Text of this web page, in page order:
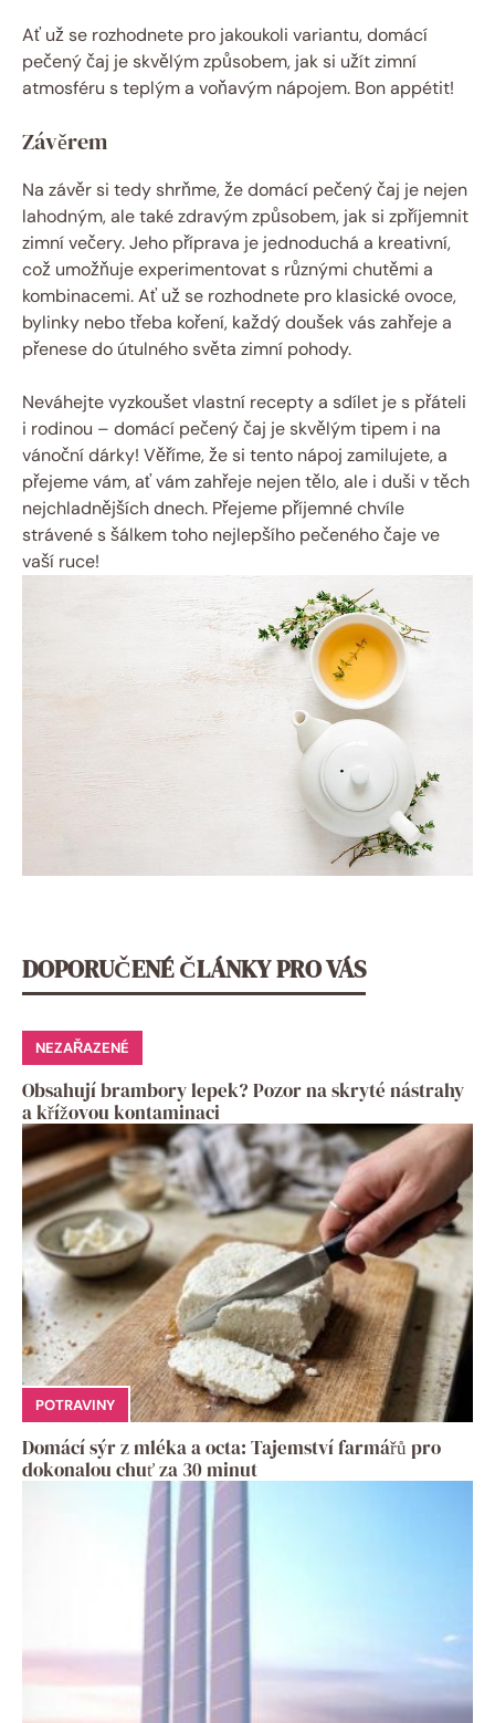
Ať už se rozhodnete pro jakoukoli variantu, domácí
pečený čaj je skvělým způsobem, jak si užít zimní
atmosféru s teplým a voňavým nápojem. Bon appétit!
Závěrem
Na závěr si tedy shrňme, že domácí pečený čaj je nejen
lahodným, ale také zdravým způsobem, jak si zpříjemnit
zimní večery. Jeho příprava je jednoduchá a kreativní,
což umožňuje experimentovat s různými chutěmi a
kombinacemi. Ať už se rozhodnete pro klasické ovoce,
bylinky nebo třeba koření, každý doušek vás zahřeje a
přenese do útulného světa zimní pohody.
Neváhejte vyzkoušet vlastní recepty a sdílet je s přáteli
i rodinou – domácí pečený čaj je skvělým tipem i na
vánoční dárky! Věříme, že si tento nápoj zamilujete, a
přejeme vám, ať vám zahřeje nejen tělo, ale i duši v těch
nejchladnějších dnech. Přejeme příjemné chvíle
strávené s šálkem toho nejlepšího pečeného čaje ve
vaší ruce!
DOPORUČENÉ ČLÁNKY PRO VÁS
NEZAŘAZENÉ
Obsahují brambory lepek? Pozor na skryté nástrahy
a křížovou kontaminaci
POTRAVINY
Domácí sýr z mléka a octa: Tajemství farmářů pro
dokonalou chuť za 30 minut